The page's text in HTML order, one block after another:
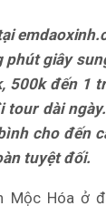
giây
500k đến 1
tour dài
cho đến
tuyệt đối.
Mộc Hóa ở